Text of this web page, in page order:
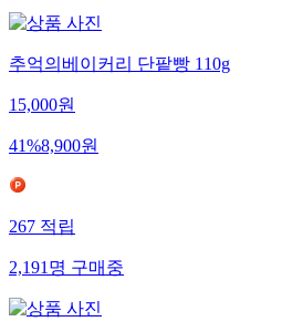
추억의베이커리 단팥빵 110g
15,000원
41%8,900원
267적립
2,191명구매중